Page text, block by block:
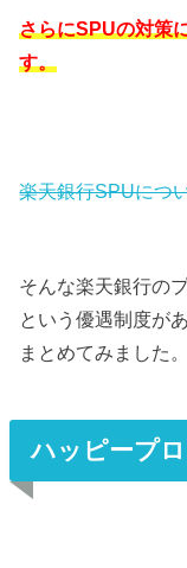
さらにSPUの対策
す。
楽天銀行SPUにつ
そんな楽天銀行の
という優遇制度が
まとめてみました。
ハッピープ